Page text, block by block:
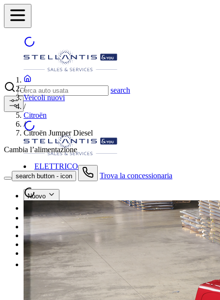
search
search button - icon Trova la concessionaria
Nuovo
Le nostre offerte
I nostri brand
Officina
Vendi un'auto
Altro
/
Veicoli nuovi
/
Citroën
/
Citroën Jumper Diesel
Cambia l’alimentazione
ELETTRICO